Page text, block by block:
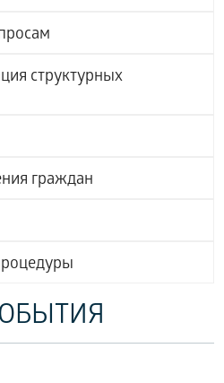
структурных
граждан